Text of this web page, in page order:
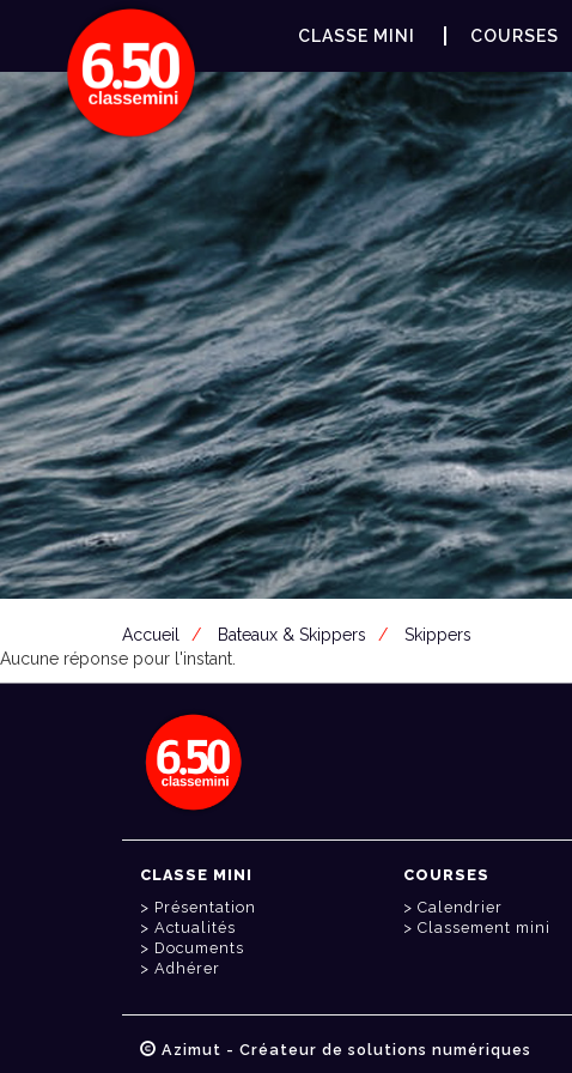
CLASSE MINI COURSES
Accueil Bateaux & Skippers
Skippers
Aucune réponse pour l'instant.
CLASSE MINI
Présentation
Actualités
Documents
Adhérer
COURSES
Calendrier
Classement mini
Azimut - Créateur de solutions numériques